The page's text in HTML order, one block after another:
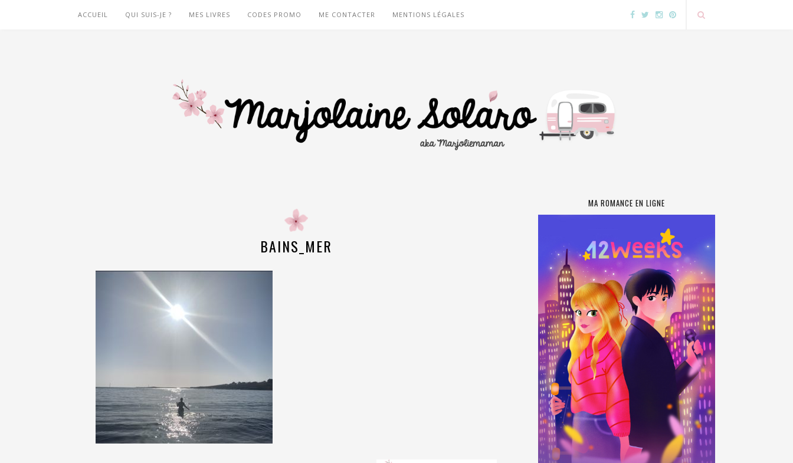
ACCUEIL QUI SUIS-JE ? MES LIVRES CODES PROMO ME CONTACTER MENTIONS LÉGALES
BAINS_MER
MA ROMANCE EN LIGNE